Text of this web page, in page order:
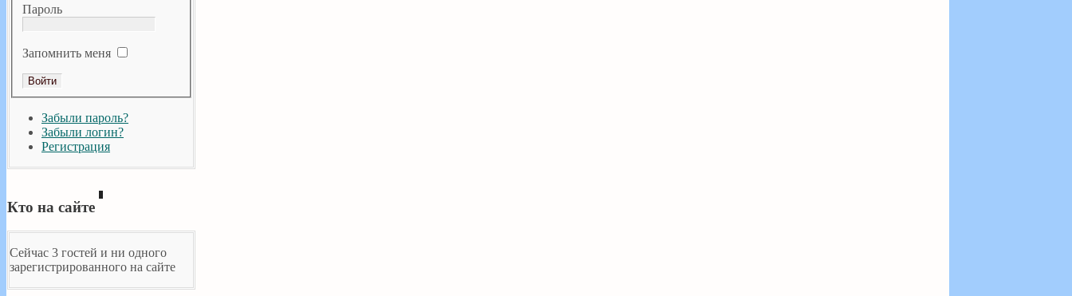
Пароль
Запомнить меня
Забыли пароль?
Забыли логин?
Регистрация
Кто на сайте
Сейчас 3 гостей и ни одного
зарегистрированного на сайте